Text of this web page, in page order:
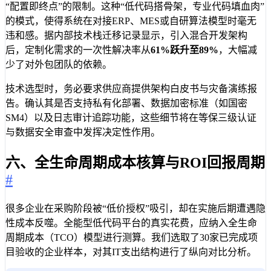
“配置即终点”的限制。这种“低代码搭骨架，专业代码填血肉”
的模式，使得系统在对接ERP、MES或自研算法模型时毫无
违和感。据内部技术栈迁移记录显示，引入混合开发架构
后，定制化需求的一次性解决率从61%跃升至89%，大幅减
少了对外包团队的依赖。
技术选型时，务必要求供应商提供架构白皮书与灾备演练报
告。确认其是否支持私有化部署、数据加密标准（如国密
SM4）以及日志审计追踪功能，这些细节将在等保三级认证
与数据安全审查中发挥决定性作用。
六、全生命周期成本核算与ROI回报周期
#
很多企业在采购阶段被“低价授权”吸引，却在实施后期遭遇隐
性成本反噬。全能型低代码平台的真实花费，应纳入全生命
周期成本（TCO）模型进行测算。我们选取了30家已完成项
目验收的企业样本，对其IT支出结构进行了纵向对比分析。